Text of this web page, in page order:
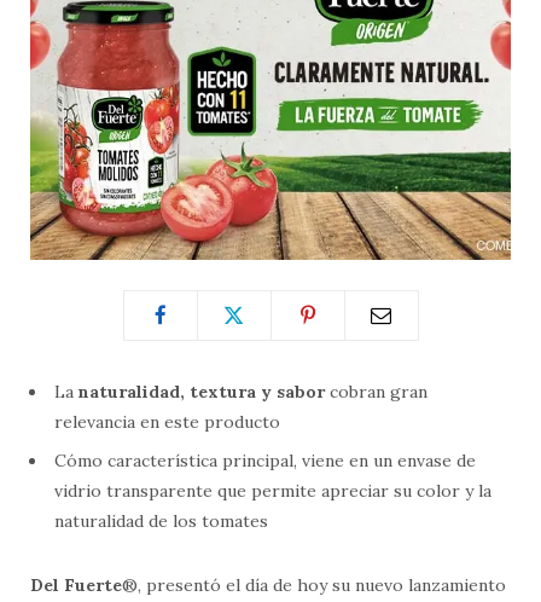
La naturalidad, textura y saborcobran gran
relevancia en este producto
Cómo característica principal, viene en un envase de
vidrio transparente que permite apreciar su color y la
naturalidad de los tomates
Del Fuerte®, presentó el día de hoy su nuevo lanzamiento